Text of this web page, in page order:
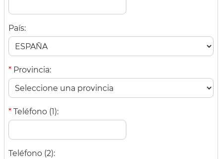
País:
* Provincia:
* Teléfono (1):
Teléfono (2):